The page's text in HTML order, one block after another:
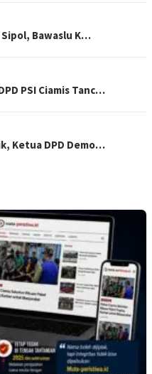
Bawaslu K…
PSI Ciamis Tanc…
Ketua DPD Demo…